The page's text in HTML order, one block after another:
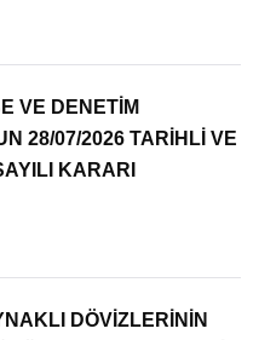
VE DENETİM
28/07/2026 TARİHLİ VE
KARARI
DÖVİZLERİNİN